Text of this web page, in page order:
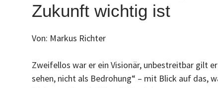
Zukunft wichtig ist
Von: Markus Richter
Zweifellos war er ein Visionär, unbestreitbar gilt
sehen, nicht als Bedrohung“ – mit Blick auf das,